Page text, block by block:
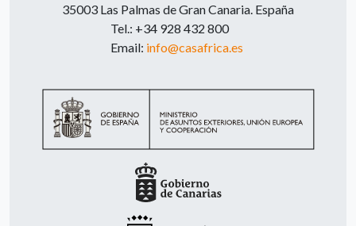
35003 Las Palmas de Gran Canaria. España
Tel.: +34 928 432 800
Email: info@casafrica.es